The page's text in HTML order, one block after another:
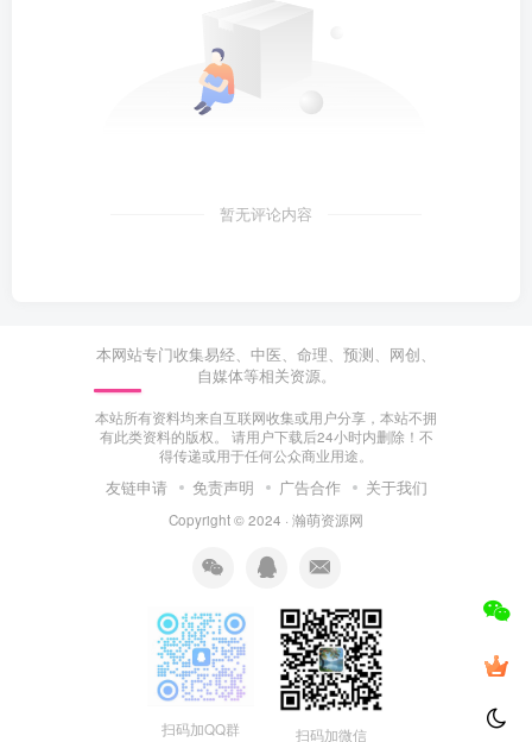
暂无评论内容
本网站专门收集易经、中医、命理、预测、网创、
自媒体等相关资源。
本站所有资料均来自互联网收集或用户分享，本站不拥
有此类资料的版权。 请用户下载后24小时内删除！不
得传递或用于任何公众商业用途。
友链申请 免责声明 广告合作 关于我们
Copyright © 2024 · 瀚萌资源网
扫码加QQ群 扫码加微信